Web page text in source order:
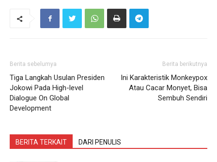
Berita sebelumya
Tiga Langkah Usulan Presiden
Jokowi Pada High-level
Dialogue On Global
Development
Berita berikutnya
Ini Karakteristik Monkeypox
Atau Cacar Monyet, Bisa
Sembuh Sendiri
BERITA TERKAIT DARI PENULIS